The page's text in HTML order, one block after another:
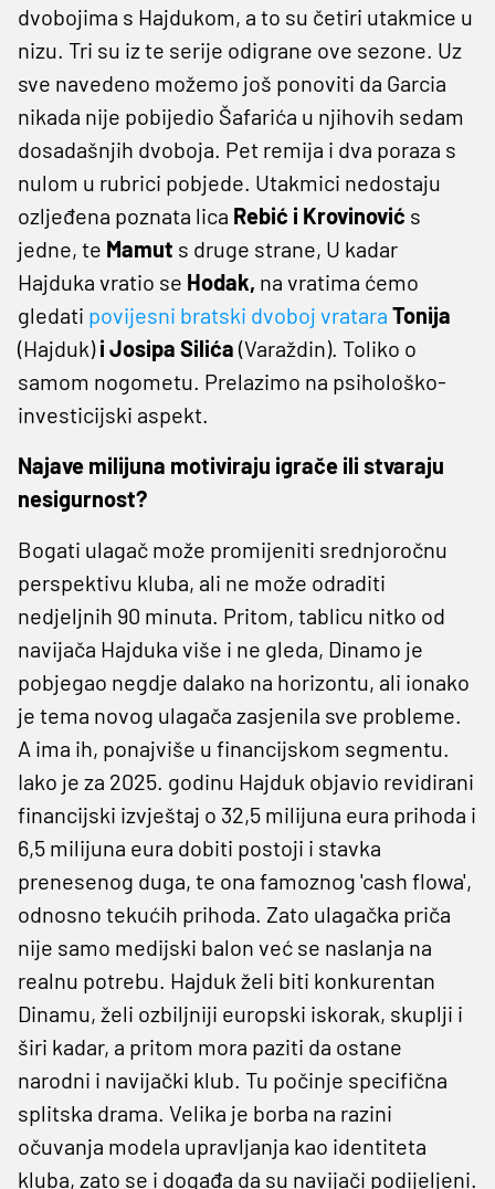
dvobojima s Hajdukom, a to su četiri utakmice u
nizu. Tri su iz te serije odigrane ove sezone. Uz
sve navedeno možemo još ponoviti da Garcia
nikada nije pobijedio Šafarića u njihovih sedam
dosadašnjih dvoboja. Pet remija i dva poraza s
nulom u rubrici pobjede. Utakmici nedostaju
ozljeđena poznata lica Rebić i Krovinović s
jedne, te Mamut s druge strane, U kadar
Hajduka vratio se Hodak, na vratima ćemo
gledati povijesni bratski dvoboj vratara Tonija
(Hajduk)i Josipa Silića (Varaždin). Toliko o
samom nogometu. Prelazimo na psihološko-
investicijski aspekt.
Najave milijuna motiviraju igrače ili stvaraju
nesigurnost?
Bogati ulagač može promijeniti srednjoročnu
perspektivu kluba, ali ne može odraditi
nedjeljnih 90 minuta. Pritom, tablicu nitko od
navijača Hajduka više i ne gleda, Dinamo je
pobjegao negdje dalako na horizontu, ali ionako
je tema novog ulagača zasjenila sve probleme.
A ima ih, ponajviše u financijskom segmentu.
Iako je za 2025. godinu Hajduk objavio revidirani
financijski izvještaj o 32,5 milijuna eura prihoda i
6,5 milijuna eura dobiti postoji i stavka
prenesenog duga, te ona famoznog 'cash flowa',
odnosno tekućih prihoda. Zato ulagačka priča
nije samo medijski balon već se naslanja na
realnu potrebu. Hajduk želi biti konkurentan
Dinamu, želi ozbiljniji europski iskorak, skuplji i
širi kadar, a pritom mora paziti da ostane
narodni i navijački klub. Tu počinje specifična
splitska drama. Velika je borba na razini
očuvanja modela upravljanja kao identiteta
kluba, zato se i događa da su navijači podijeljeni.